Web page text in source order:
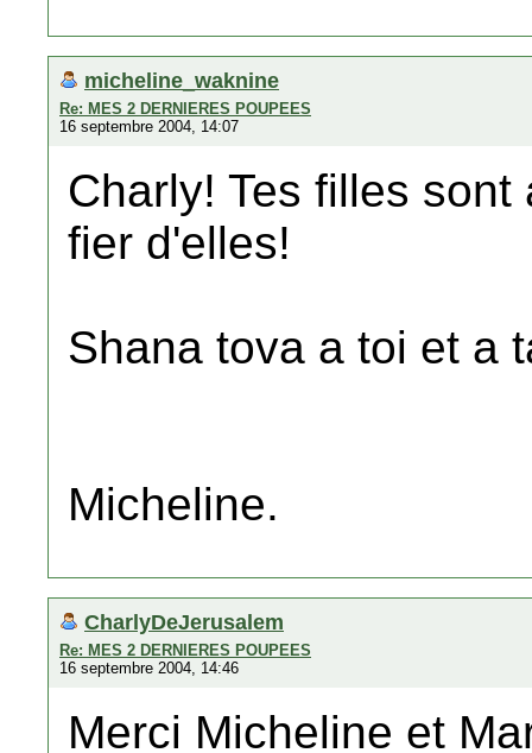
micheline_waknine
Re: MES 2 DERNIERES POUPEES
16 septembre 2004, 14:07
Charly! Tes filles
fier d'elles!
Shana tova a toi et a
Micheline.
CharlyDeJerusalem
Re: MES 2 DERNIERES POUPEES
16 septembre 2004, 14:46
Merci Micheline et